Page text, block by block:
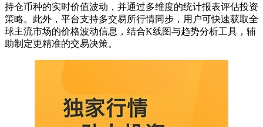
持仓币种的实时价值波动，并通过多维度的统计报表评估投资
策略。此外，平台支持多交易所行情同步，用户可快速获取全
球主流市场的价格波动信息，结合K线图与趋势分析工具，辅
助制定更精准的交易决策。